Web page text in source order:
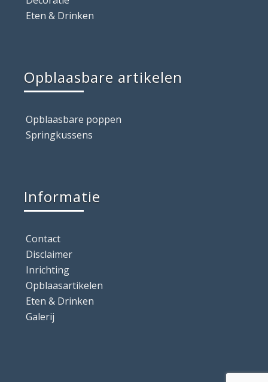
Eten & Drinken
Opblaasbare artikelen
Opblaasbare poppen
Springkussens
Informatie
Contact
Disclaimer
Inrichting
Opblaasartikelen
Eten & Drinken
Galerij